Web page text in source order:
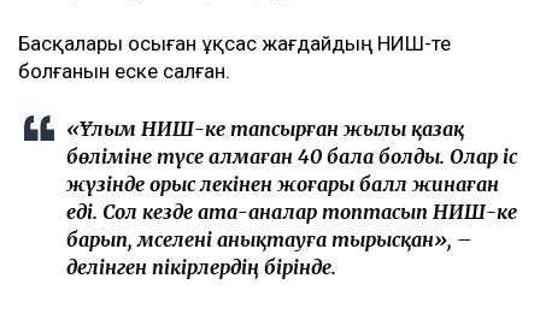
Басқалары осыған ұқсас жағдайдың НИШ-те
болғанын еске салған.
«Ұлым НИШ-ке тапсырған жылы қазақ
бөліміне түсе алмаған 40 бала болды. Олар іс
жүзінде орыс лекінен жоғары балл жинаған
еді. Сол кезде ата-аналар топтасып НИШ-ке
барып, мәселені анықтауға тырысқан», –
делінген пікірлердің бірінде.